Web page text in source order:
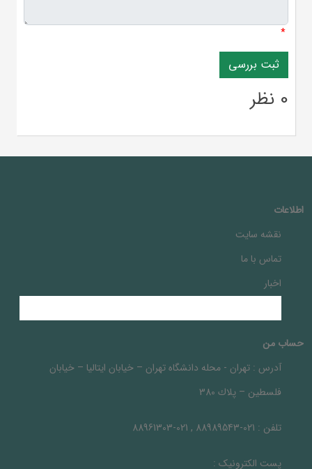
*
0 نظر
اطلاعات
نقشه سایت
تماس با ما
اخبار
حساب من
آدرس : تهران - محله دانشگاه تهران – خيابان ايتاليا – خيابان
فلسطين – پلاك 380
تلفن : 021-88989543 , 021-88961303
پست الکترونیک :